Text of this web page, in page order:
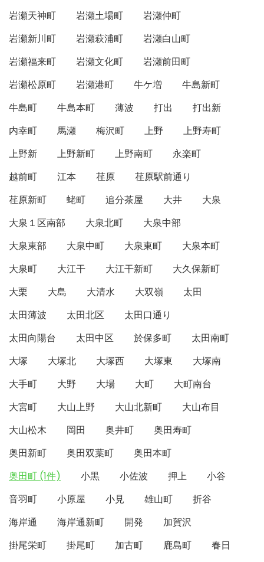
岩瀬天神町
岩瀬土場町
岩瀬仲町
岩瀬新川町
岩瀬萩浦町
岩瀬白山町
岩瀬福来町
岩瀬文化町
岩瀬前田町
岩瀬松原町
岩瀬港町 牛ケ増
牛島新町
牛島町
牛島本町 薄波 打出
打出新
内幸町
馬瀬 梅沢町 上野
上野寿町
上野新
上野新町 上野南町
永楽町
越前町
江本 荏原
荏原駅前通り
荏原新町
蛯町 追分茶屋 大井
大泉
大泉１区南部
大泉北町
大泉中部
大泉東部
大泉中町 大泉東町
大泉本町
大泉町
大江干 大江干新町
大久保新町
大栗
大島 大清水 大双嶺
太田
太田薄波
太田北区
太田口通り
太田向陽台
太田中区 於保多町
太田南町
大塚
大塚北 大塚西 大塚東
大塚南
大手町
大野 大場 大町
大町南台
大宮町
大山上野 大山北新町
大山布目
大山松木
岡田 奥井町
奥田寿町
奥田新町
奥田双葉町
奥田本町
奥田町 (1件)
小黒 小佐波 押上
小谷
音羽町
小原屋 小見 雄山町
折谷
海岸通
海岸通新町 開発
加賀沢
掛尾栄町
掛尾町 加古町 鹿島町
春日